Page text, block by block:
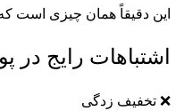
این دقیقاً همان چیزی است
اشتباهات رایج در
❌ تخفیف‌ زدگی